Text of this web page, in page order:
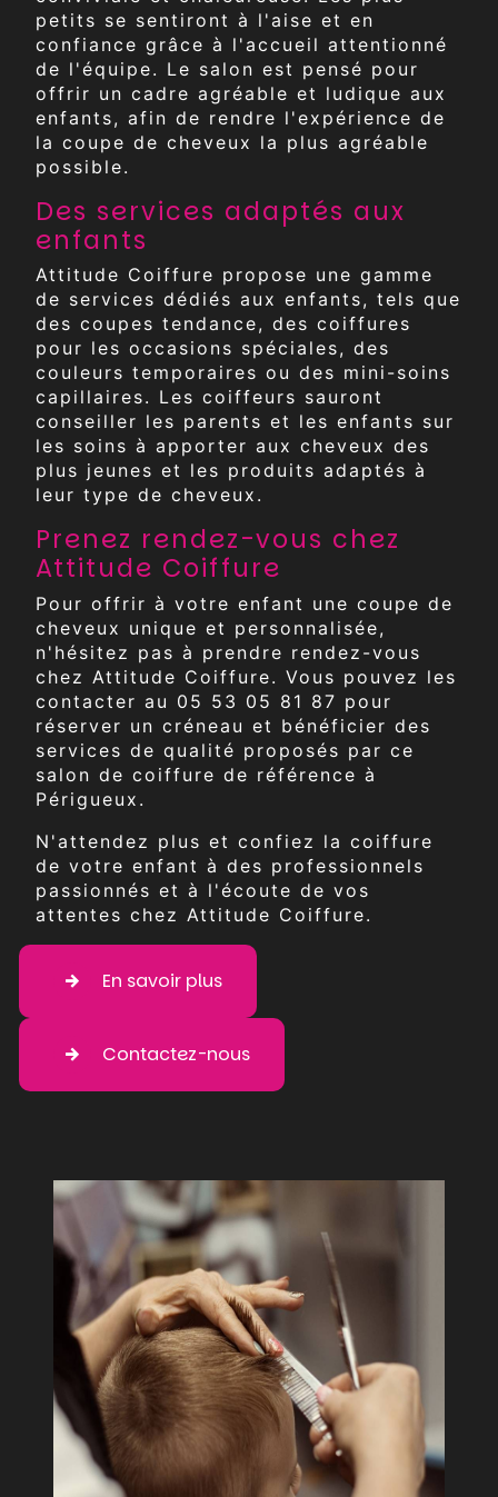
petits se sentiront à l'aise et en
confiance grâce à l'accueil attentionné
de l'équipe. Le salon est pensé pour
offrir un cadre agréable et ludique aux
enfants, afin de rendre l'expérience de
la coupe de cheveux la plus agréable
possible.
Des services adaptés aux
enfants
Attitude Coiffure propose une gamme
de services dédiés aux enfants, tels que
des coupes tendance, des coiffures
pour les occasions spéciales, des
couleurs temporaires ou des mini-soins
capillaires. Les coiffeurs sauront
conseiller les parents et les enfants sur
les soins à apporter aux cheveux des
plus jeunes et les produits adaptés à
leur type de cheveux.
Prenez rendez-vous chez
Attitude Coiffure
Pour offrir à votre enfant une coupe de
cheveux unique et personnalisée,
n'hésitez pas à prendre rendez-vous
chez Attitude Coiffure. Vous pouvez les
contacter au 05 53 05 81 87 pour
réserver un créneau et bénéficier des
services de qualité proposés par ce
salon de coiffure de référence à
Périgueux.
N'attendez plus et confiez la coiffure
de votre enfant à des professionnels
passionnés et à l'écoute de vos
attentes chez Attitude Coiffure.
En savoir plus
Contactez-nous